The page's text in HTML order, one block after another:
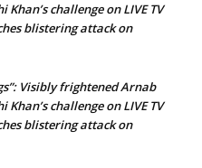
challenge on LIVE TV
blistering attack on
Visibly frightened Arnab
challenge on LIVE TV
blistering attack on